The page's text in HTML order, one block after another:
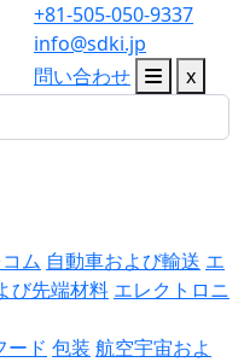
+81-505-050-9337
info@sdki.jp
問い合わせ
x
ム 自動車および輸送 エ
び先端材料 エレクトロニ
ード 包装 航空宇宙およ